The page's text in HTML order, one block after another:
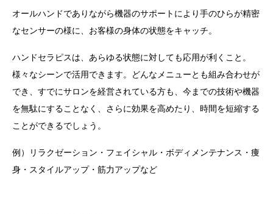
オールハンドでありながら機器のサポートにより手のひらが精密
なセンサーの様に、お客様の身体の状態をキャッチ。
ハンドセラピスは、あらゆる状態に対しても応用が利くこと。
様々なシーンで活用できます。
どんなメニューとも組み合わせが
でき、すでにサロンを経営されている方も、今までの技術や機器
を無駄にすることなく、さらに効果を高めたり、時間を短縮する
ことができるでしょう。
例）リラクゼーション・フェイシャル・ボディメンテナンス・痩
身・スタイルアップ・筋力アップなど